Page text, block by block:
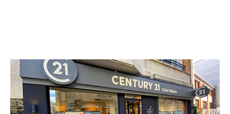
CENTURY 21 Côté Mairie
51 avenue Henri Ginoux
MONTROUGE - 92120